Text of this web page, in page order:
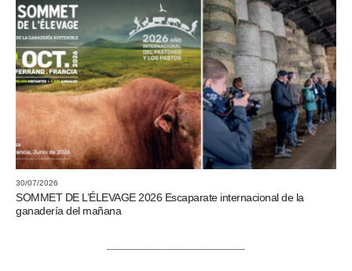
30/07/2026
SOMMET DE L’ÉLEVAGE 2026 Escaparate internacional de la
ganadería del mañana